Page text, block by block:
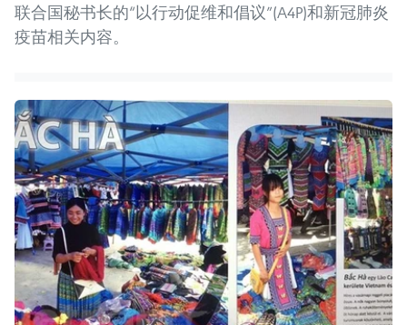
联合国秘书长的“以行动促维和倡议”(A4P)和新冠肺炎
疫苗相关内容。